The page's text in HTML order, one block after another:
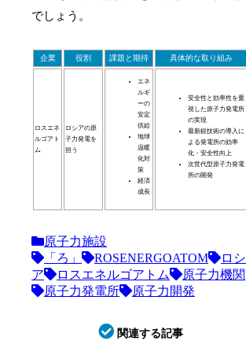
でしょう。
企業 役割 課題と期待 具体的な取り組み
ロスエネ
ルゴアト
ム
ロシアの原
子力発電を
担う
エネ
ルギ
ーの
安定
供給
地球
温暖
化対
策
経済
成長
安全性と効率性を重
視した原子力発電所
の実現
最新鋭技術の導入に
よる発電所の効率
化・安全性向上
次世代型原子力発電
所の開発
原子力施設
「ろ」
ROSENERGOATOM
ロシ
ア
ロスエネルゴアトム
原子力機関
原子力発電所
原子力開発
関連する記事